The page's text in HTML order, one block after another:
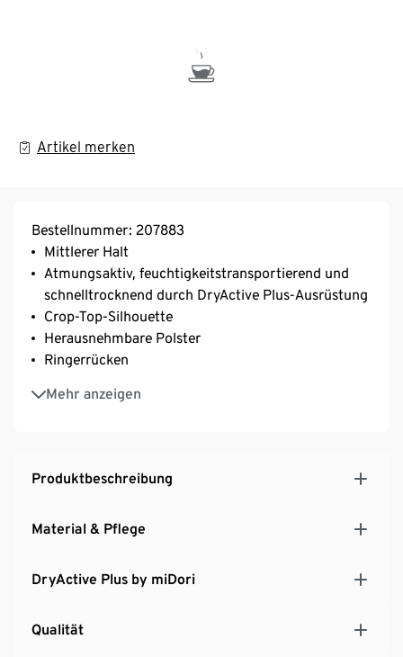
Artikel merken
Bestellnummer: 207883
Mittlerer Halt
Atmungsaktiv, feuchtigkeitstransportierend und
schnelltrocknend durch DryActive Plus-Ausrüstung
Crop-Top-Silhouette
Herausnehmbare Polster
Ringerrücken
Mehr anzeigen
Vorne und hinten mehrlagig verarbeitet
Optimaler Halt durch breites Unterbrustgummi mit
Ohne Verschluss
Softes, elastisches Material mit der Faser Creora® –
Produktbeschreibung
Material & Pflege
DryActive Plus by miDori
Qualität